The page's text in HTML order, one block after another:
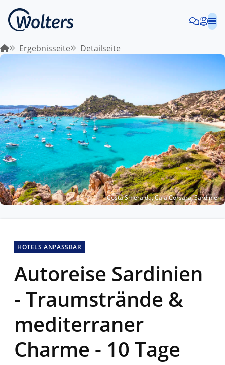
Ergebnisseite Detailseite
Costa Smeralda, Cala Corsara, Sardinien
HOTELS ANPASSBAR
Autoreise Sardinien
- Traumstrände &
mediterraner
Charme - 10 Tage